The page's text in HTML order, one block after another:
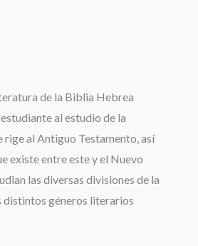
de la Biblia Hebrea
al estudio de la
rige al Antiguo Testamento, así
existe entre este y el Nuevo
las diversas divisiones de la
géneros literarios